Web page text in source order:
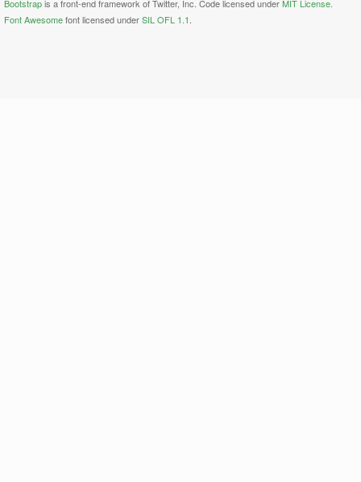
Bootstrapis a front-end framework of Twitter, Inc. Code licensed underMIT License.
Font Awesomefont licensed underSIL OFL 1.1